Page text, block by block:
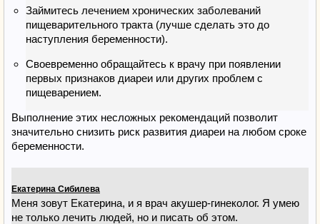
Займитесь лечением хронических заболеваний
пищеварительного тракта (лучше сделать это до
наступления беременности).
Своевременно обращайтесь к врачу при появлении
первых признаков диареи или других проблем с
пищеварением.
Выполнение этих несложных рекомендаций позволит
значительно снизить риск развития диареи на любом сроке
беременности.
Екатерина Сибилева
Меня зовут Екатерина, и я врач акушер-гинеколог. Я умею
не только лечить людей, но и писать об этом.